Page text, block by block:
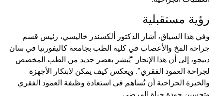
رؤية مستقبلية
وفي هذا السياق، أشار الدكتور ألكسندر خاليسي، رئيس قسم
جراحة المخ والأعصاب في كلية الطب بجامعة كاليفورنيا في سان
دييجو، إلى أن هذا الإنجاز "يُبشر بعصر جديد من الطب المخصص
لجراحة العمود الفقري". ويعكس كيف يمكن لابتكار الأجهزة
والخبرة الجراحية أن تُساهم في استعادة وظيفة العمود الفقري
وتحسين جودة حياة المرضى.